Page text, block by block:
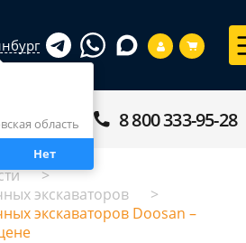
область
Нет
8 800 333-95-28
экскаваторов
экскаваторов Doosan –